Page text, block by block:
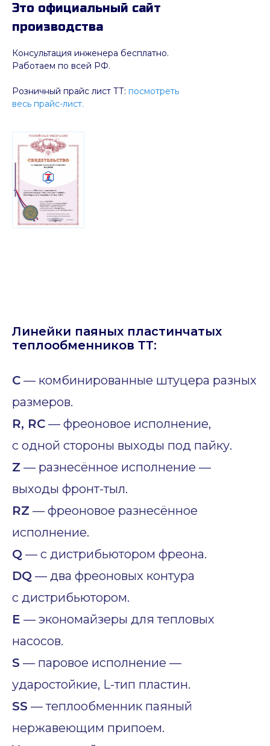
Консультация инженера бесплатно.
Работаем по всей РФ.
Розничный прайс лист ТТ: посмотреть
весь прайс-лист.
Это официальный сайт
производства
Линейки паяных пластинчатых
теплообменников ТТ:
C — комбинированные штуцера разных
размеров.
R, RC — фреоновое исполнение,
с одной стороны выходы под пайку.
Z — разнесённое исполнение —
выходы фронт-тыл.
RZ — фреоновое разнесённое
исполнение.
Q — с дистрибьютором фреона.
DQ — два фреоновых контура
с дистрибьютором.
E — экономайзеры для тепловых
насосов.
S — паровое исполнение —
ударостойкие, L-тип пластин.
SS — теплообменник паяный
нержавеющим припоем.